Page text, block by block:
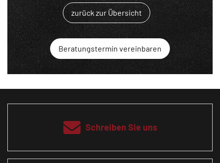
zurück zur Übersicht
Beratungstermin vereinbaren
Schreiben Sie uns